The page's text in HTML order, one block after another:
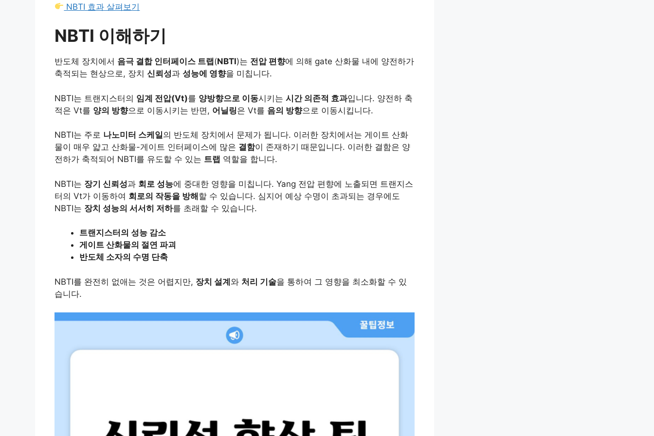
NBTI 효과 살펴보기
NBTI 이해하기
반도체 장치에서 음극 결합 인터페이스 트랩 (NBTI)는 전압 편향에 의해 gate 산화물 내에 양전하가
축적되는 현상으로, 장치 신뢰성과 성능에 영향을 미칩니다.
NBTI는 트랜지스터의 임계 전압(Vt)를 양방향으로 이동시키는 시간 의존적 효과입니다. 양전하 축
적은 Vt를 양의 방향으로 이동시키는 반면, 어닐링은 Vt를 음의 방향으로 이동시킵니다.
NBTI는 주로 나노미터 스케일의 반도체 장치에서 문제가 됩니다. 이러한 장치에서는 게이트 산화
물이 매우 얇고 산화물-게이트 인터페이스에 많은 결함이 존재하기 때문입니다. 이러한 결함은 양
전하가 축적되어 NBTI를 유도할 수 있는 트랩 역할을 합니다.
NBTI는 장기 신뢰성과 회로 성능에 중대한 영향을 미칩니다. Yang 전압 편향에 노출되면 트랜지스
터의 Vt가 이동하여 회로의 작동을 방해할 수 있습니다. 심지어 예상 수명이 초과되는 경우에도
NBTI는 장치 성능의 서서히 저하를 초래할 수 있습니다.
트랜지스터의 성능 감소
게이트 산화물의 절연 파괴
반도체 소자의 수명 단축
NBTI를 완전히 없애는 것은 어렵지만, 장치 설계와 처리 기술을 통하여 그 영향을 최소화할 수 있
습니다.